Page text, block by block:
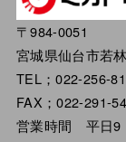
〒984-0051
宮城県仙台市若
TEL；022-256-
FAX；022-291-
営業時間 平日9